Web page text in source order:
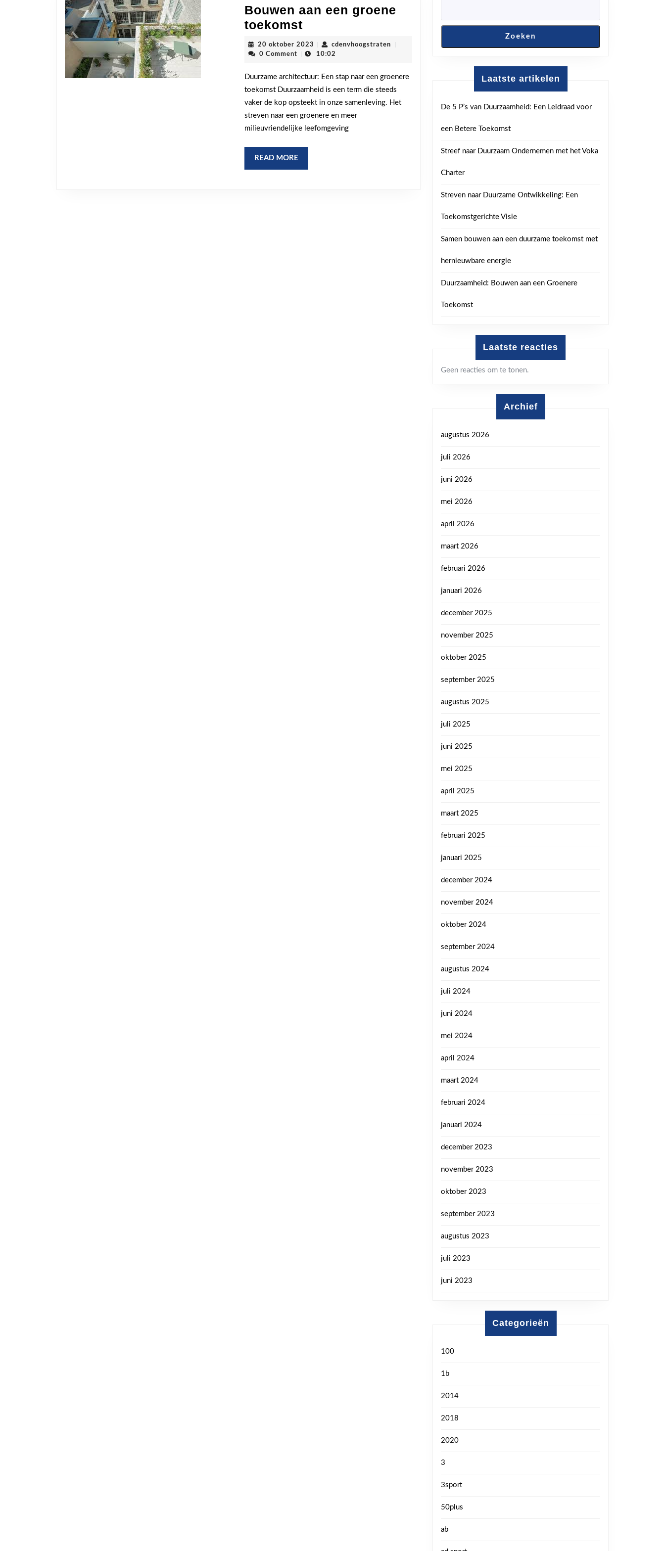
Bouwen aan een groene
toekomst
architectuur:
Bouwen
een
groene
toekomst
20 oktober 2023 20
oktober
cdenvhoogstraten cdenvhoogstraten
0 Comment 10:02
Duurzame architectuur: Een stap naar een groenere
toekomst Duurzaamheid is een term die steeds
vaker de kop opsteekt in onze samenleving. Het
streven naar een groenere en meer
milieuvriendelijke leefomgeving
READ MORE
MORE
Zoeken
Laatste artikelen
De 5 P’s van Duurzaamheid: Een Leidraad voor
een Betere Toekomst
Streef naar Duurzaam Ondernemen met het Voka
Charter
Streven naar Duurzame Ontwikkeling: Een
Toekomstgerichte Visie
Samen bouwen aan een duurzame toekomst met
hernieuwbare energie
Duurzaamheid: Bouwen aan een Groenere
Toekomst
Laatste reacties
Geen reacties om te tonen.
Archief
augustus 2026
juli 2026
juni 2026
mei 2026
april 2026
maart 2026
februari 2026
januari 2026
december 2025
november 2025
oktober 2025
september 2025
augustus 2025
juli 2025
juni 2025
mei 2025
april 2025
maart 2025
februari 2025
januari 2025
december 2024
november 2024
oktober 2024
september 2024
augustus 2024
juli 2024
juni 2024
mei 2024
april 2024
maart 2024
februari 2024
januari 2024
december 2023
november 2023
oktober 2023
september 2023
augustus 2023
juli 2023
juni 2023
Categorieën
100
1b
2014
2018
2020
3
3sport
50plus
ab